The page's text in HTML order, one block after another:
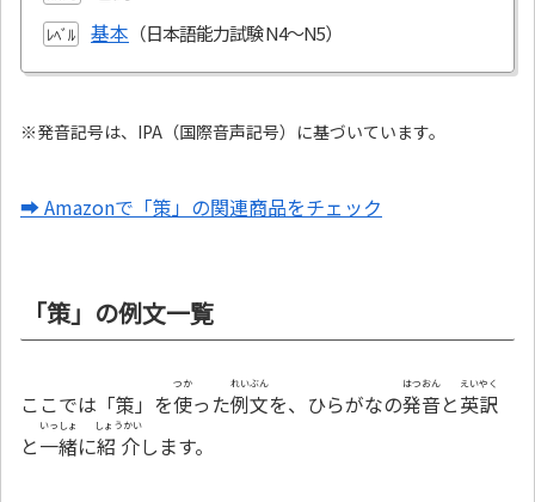
ﾚﾍﾞﾙ 基本
※発音記号は、IPA（国際音声記号）に基づいています。
➡ Amazonで「策」の関連商品をチェック
「策」の例文一覧
ここでは「策」を使
つか
った例文
れいぶん
を、ひらがなの発音
はつおん
と英訳
えいやく
と一緒
いっしょ
に紹介
しょうかい
します。